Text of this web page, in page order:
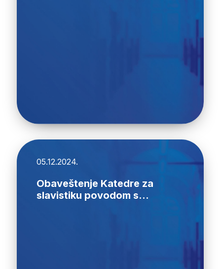
05.12.2024.
Obaveštenje Katedre za
slavistiku povodom s...